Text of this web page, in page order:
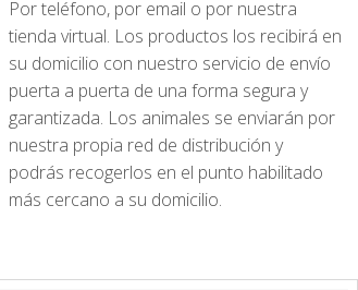
Por teléfono, por email o por nuestra
tienda virtual. Los productos los recibirá en
su domicilio con nuestro servicio de envío
puerta a puerta de una forma segura y
garantizada. Los animales se enviarán por
nuestra propia red de distribución y
podrás recogerlos en el punto habilitado
más cercano a su domicilio.